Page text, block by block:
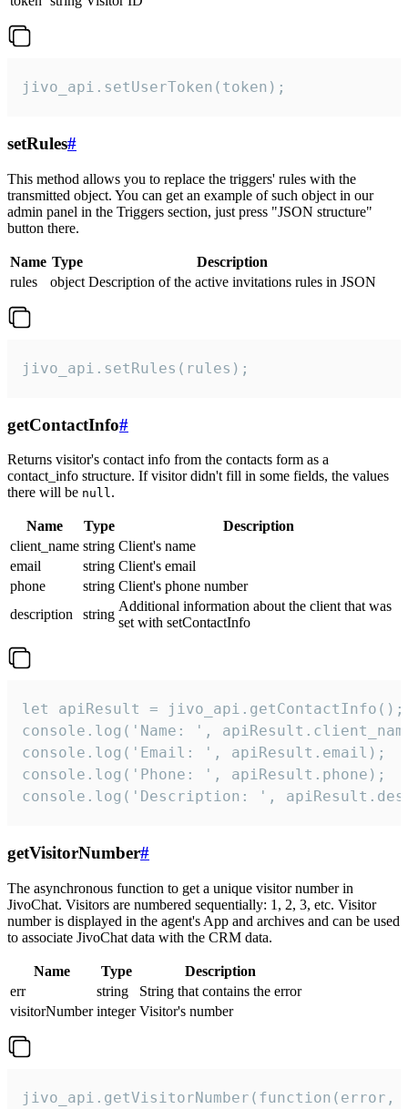
jivo_api.setUserToken(token);
setRules#
This method allows you to replace the triggers' rules with the
transmitted object. You can get an example of such object in our
admin panel in the Triggers section, just press "JSON structure"
button there.
Name Type
Description
rules
object Description of the active invitations rules in JSON
jivo_api.setRules(rules);
getContactInfo#
Returns visitor's contact info from the contacts form as a
contact_info structure. If visitor didn't fill in some fields, the values
there will be null.
Name Type
Description
client_name string Client's name
email
string Client's email
phone
string Client's phone number
description
string
Additional information about the client that was
set with setContactInfo
let apiResult = jivo_api.getContactInfo();
console.log('Name: ',
console.log('Email: ', apiResult.email);
console.log('Phone: ', apiResult.phone);
console.log('Description: ',
getVisitorNumber#
The asynchronous function to get a unique visitor number in
JivoChat. Visitors are numbered sequentially: 1, 2, 3, etc. Visitor
number is displayed in the agent's App and archives and can be used
to associate JivoChat data with the CRM data.
Name Type
Description
err
string
String that contains the error
visitorNumber integer Visitor's number
jivo_api.getVisitorNumber(function(error,